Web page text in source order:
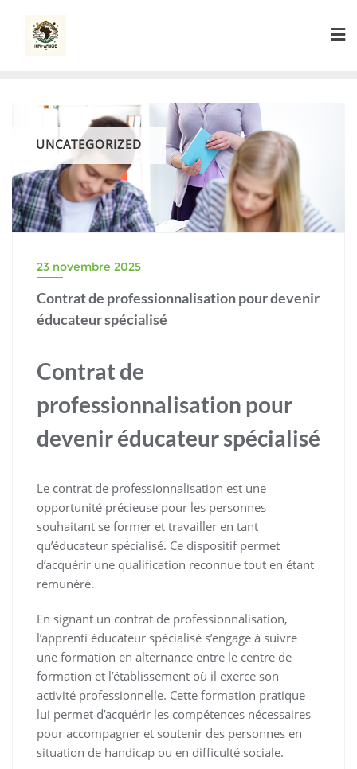
content
UNCATEGORIZED
23 novembre 2025
Contrat de professionnalisation pour devenir
éducateur spécialisé
Contrat de
professionnalisation pour
devenir éducateur spécialisé
Le contrat de professionnalisation est une
opportunité précieuse pour les personnes
souhaitant se former et travailler en tant
qu’éducateur spécialisé. Ce dispositif permet
d’acquérir une qualification reconnue tout en étant
rémunéré.
En signant un contrat de professionnalisation,
l’apprenti éducateur spécialisé s’engage à suivre
une formation en alternance entre le centre de
formation et l’établissement où il exerce son
activité professionnelle. Cette formation pratique
lui permet d’acquérir les compétences nécessaires
pour accompagner et soutenir des personnes en
situation de handicap ou en difficulté sociale.